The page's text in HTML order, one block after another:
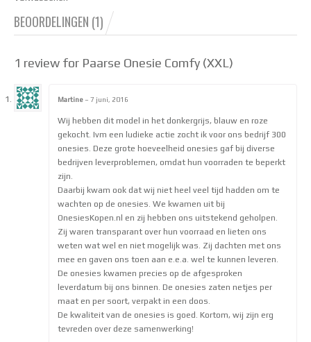
BEOORDELINGEN (1)
1 review for Paarse Onesie Comfy (XXL)
5uit 5
Martine– 7 juni, 2016
Wij hebben dit model in het donkergrijs, blauw en roze
gekocht. Ivm een ludieke actie zocht ik voor ons bedrijf 300
onesies. Deze grote hoeveelheid onesies gaf bij diverse
bedrijven leverproblemen, omdat hun voorraden te beperkt
zijn.
Daarbij kwam ook dat wij niet heel veel tijd hadden om te
wachten op de onesies. We kwamen uit bij
OnesiesKopen.nl en zij hebben ons uitstekend geholpen.
Zij waren transparant over hun voorraad en lieten ons
weten wat wel en niet mogelijk was. Zij dachten met ons
mee en gaven ons toen aan e.e.a. wel te kunnen leveren.
De onesies kwamen precies op de afgesproken
leverdatum bij ons binnen. De onesies zaten netjes per
maat en per soort, verpakt in een doos.
De kwaliteit van de onesies is goed. Kortom, wij zijn erg
tevreden over deze samenwerking!